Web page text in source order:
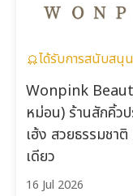
ได้รับการสนับสนุน
Wonpink
หม่อน) ร้านสักคิ้ว
เฮ้ง สวยธรรมชา
เดียว
16 Jul 2026